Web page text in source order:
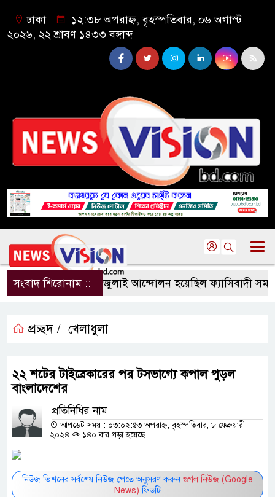
ঢাকা
১২:৩৮ অপরাহ্ন, বৃহস্পতিবার, ০৬ অগাস্ট
২০২৬, ২২ শ্রাবণ ১৪৩৩ বঙ্গাব্দ
সংবাদ শিরোনাম ::জুলাই আন্দোলন হয়েছিল ফ্যাসিবাদী
প্রচ্ছদ / খেলাধুলা
২২ শটের টাইব্রেকারের পর টসভাগ্যে কপাল পুড়ল
বাংলাদেশের
প্রতিনিধির নাম
আপডেট সময় : ০৩:০২:৫৩ অপরাহ্ন, বৃহস্পতিবার, ৮ ফেব্রুয়ারী
২০২৪
১৪০ বার পড়া হয়েছে
নিউজ ভিশনের সর্বশেষ নিউজ পেতে অনুসরণ করুন গুগল নিউজ (Google
News) ফিডটি